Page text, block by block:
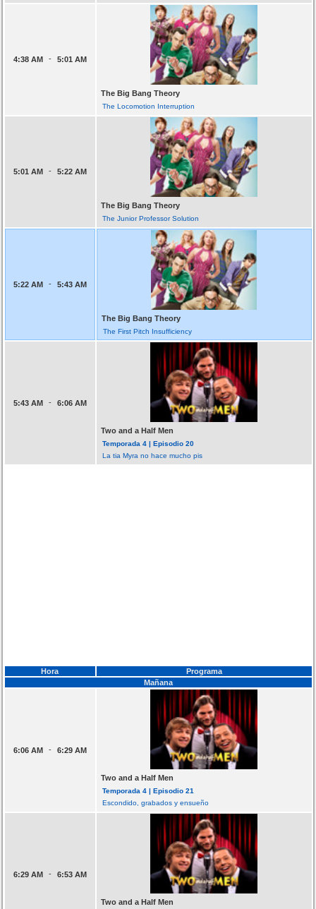
4:38 AM - 5:01 AM
The Big Bang Theory
The Locomotion Interruption
5:01 AM - 5:22 AM
The Big Bang Theory
The Junior Professor Solution
5:22 AM - 5:43 AM
The Big Bang Theory
The First Pitch Insufficiency
5:43 AM - 6:06 AM
Two and a Half Men
Temporada 4 | Episodio 20
La tia Myra no hace mucho pis
Hora
Programa
Mañana
6:06 AM - 6:29 AM
Two and a Half Men
Temporada 4 | Episodio 21
Escondido, grabados y ensueño
6:29 AM - 6:53 AM
Two and a Half Men